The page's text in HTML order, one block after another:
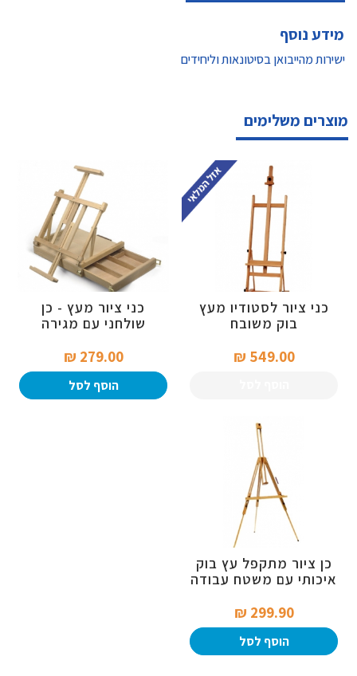
מידע נוסף
ישירות מהייבואן בסיטונאות וליחידים
מוצרים משלימים
כני ציור לסטודיו מעץ
בוק משובח
549.00 ₪‎
כני ציור מעץ - כן
שולחני עם מגירה
279.00 ₪‎
הוסף לסל
כן ציור מתקפל עץ בוק
איכותי עם משטח עבודה
299.90 ₪‎
הוסף לסל